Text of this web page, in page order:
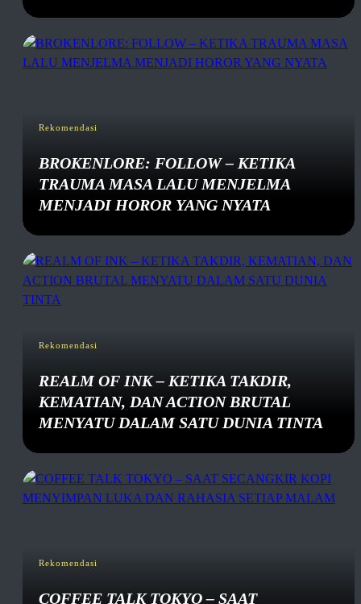
Rekomendasi
BROKENLORE: FOLLOW – KETIKA
TRAUMA MASA LALU MENJELMA
MENJADI HOROR YANG NYATA
Rekomendasi
REALM OF INK – KETIKA TAKDIR,
KEMATIAN, DAN ACTION BRUTAL
MENYATU DALAM SATU DUNIA TINTA
Rekomendasi
COFFEE TALK TOKYO – SAAT